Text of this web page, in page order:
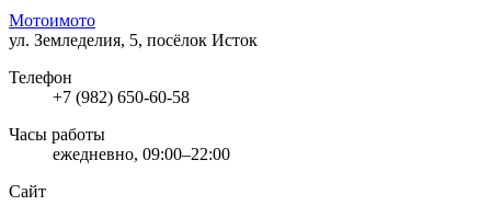
Мотоимото
ул. Земледелия, 5, посёлок Исток
Телефон
+7 (982) 650-60-58
Часы работы
ежедневно, 09:00–22:00
Сайт